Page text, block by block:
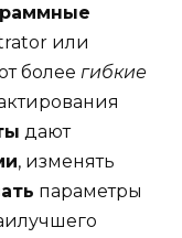
или
более гибкие
дают
, изменять
параметры